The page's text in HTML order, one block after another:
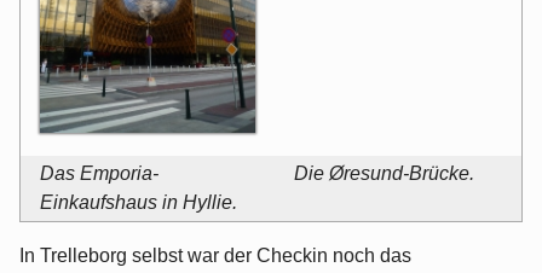
Das Emporia-
Einkaufshaus in Hyllie.
Die Øresund-Brücke.
In Trelleborg selbst war der Checkin noch das